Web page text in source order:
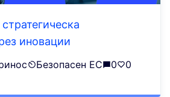
иновации
Безопасен ЕС 0 0